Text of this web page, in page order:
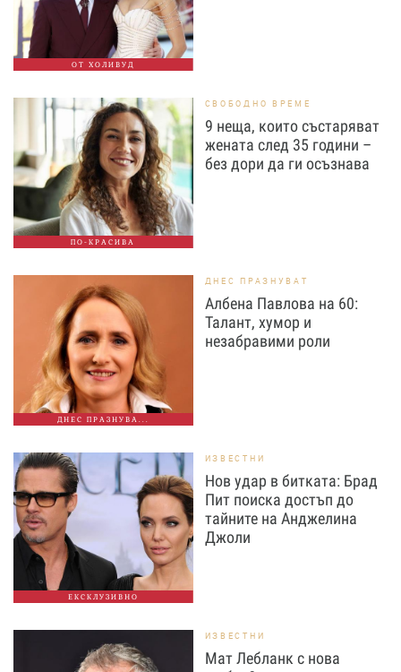
ОТ ХОЛИВУД
ПО-КРАСИВА
СВОБОДНО ВРЕМЕ
9 неща, които състаряват
жената след 35 години –
без дори да ги осъзнава
ДНЕС ПРАЗНУВА...
ДНЕС ПРАЗНУВАТ
Албена Павлова на 60:
Талант, хумор и
незабравими роли
ЕКСКЛУЗИВНО
ИЗВЕСТНИ
Нов удар в битката: Брад
Пит поиска достъп до
тайните на Анджелина
Джоли
ИЗВЕСТНИ
Мат Лебланк с нова